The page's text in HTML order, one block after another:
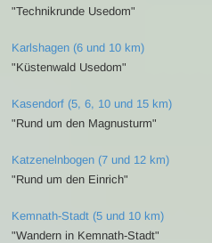
"Technikrunde Usedom"
Karlshagen (6 und 10 km)
"Küstenwald Usedom"
Kasendorf (5, 6, 10 und 15 km)
"Rund um den Magnusturm"
Katzenelnbogen (7 und 12 km)
"Rund um den Einrich"
Kemnath-Stadt (5 und 10 km)
"Wandern in Kemnath-Stadt"